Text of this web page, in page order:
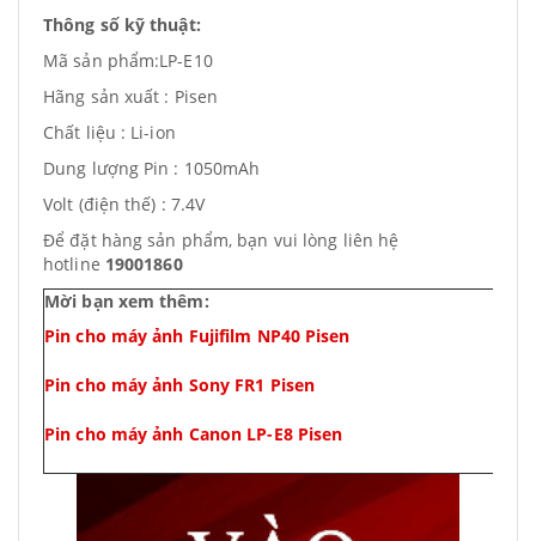
Thông số kỹ thuật:
Mã sản phẩm:LP-E10
Hãng sản xuất : Pisen
Chất liệu : Li-ion
Dung lượng Pin : 1050mAh
Volt (điện thế) : 7.4V
Để đặt hàng sản phẩm, bạn vui lòng liên hệ
hotline 19001860
Mời bạn xem thêm:
Pin cho máy ảnh Fujifilm NP40 Pisen
Pin cho máy ảnh Sony FR1 Pisen
Pin cho máy ảnh Canon LP-E8 Pisen